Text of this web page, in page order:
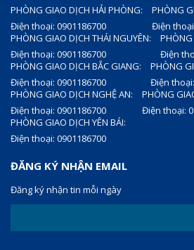
PHÒNG GIAO DỊCH HẢI PHÒNG:
Điện thoại: 0901186700
PHÒNG
Điện
PHÒNG GIAO DỊCH THÁI NGUYÊN:
Điện thoại: 0901186700
Điện
PHÒNG GIAO DỊCH BẮC GIANG:
Điện thoại: 0901186700
PHÒNG
Điện
PHÒNG GIAO DỊCH NGHỆ AN:
Điện thoại: 0901186700
PHÒNG
Điện thoại:
PHÒNG GIAO DỊCH YÊN BÁI:
Điện thoại: 0901186700
ĐĂNG KÝ NHẬN EMAIL
Đăng ký nhận tin mỗi ngày